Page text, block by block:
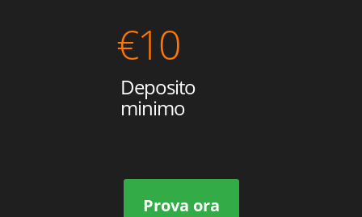
€10
Deposito
minimo
Prova ora